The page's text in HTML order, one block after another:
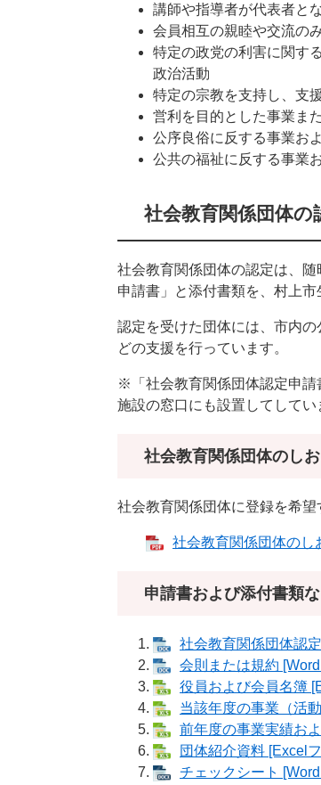
講師や指導者が代表者と
会員相互の親睦や交流の
特定の政党の利害に関す
政治活動
特定の宗教を支持し、支
営利を目的とした事業ま
公序良俗に反する事業お
公共の福祉に反する事業
社会教育関係団体の
社会教育関係団体の認定は、
申請書」と添付書類を、村上
認定を受けた団体には、市内
どの支援を行っています。
※「社会教育関係団体認定申請
施設の窓口にも設置してしてい
社会教育関係団体のしお
社会教育関係団体に登録を希
社会教育関係団体のし
申請書および添付書類
社会教育関係団体認
会則または規約
役員および会員名簿
当該年度の事業（活
前年度の事業実績お
団体紹介資料 [Excel
チェックシート